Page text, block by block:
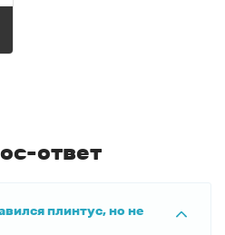
ответ
плинтус, но не